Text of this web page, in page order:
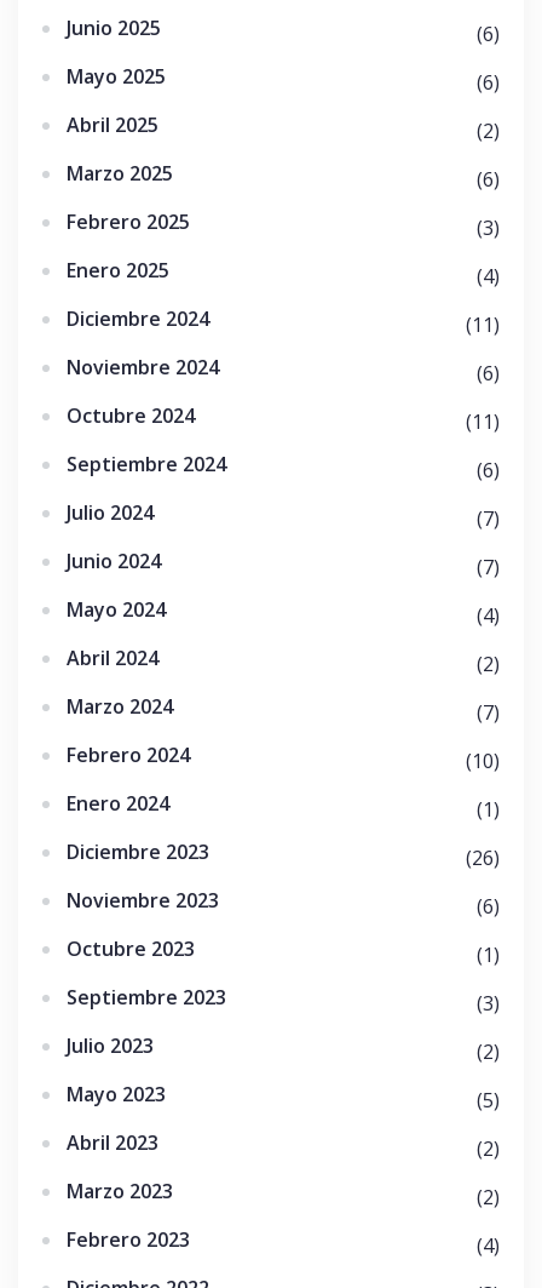
Junio 2025
(6)
Mayo 2025
(6)
Abril 2025
(2)
Marzo 2025
(6)
Febrero 2025
(3)
Enero 2025
(4)
Diciembre 2024
(11)
Noviembre 2024
(6)
Octubre 2024
(11)
Septiembre 2024
(6)
Julio 2024
(7)
Junio 2024
(7)
Mayo 2024
(4)
Abril 2024
(2)
Marzo 2024
(7)
Febrero 2024
(10)
Enero 2024
(1)
Diciembre 2023
(26)
Noviembre 2023
(6)
Octubre 2023
(1)
Septiembre 2023
(3)
Julio 2023
(2)
Mayo 2023
(5)
Abril 2023
(2)
Marzo 2023
(2)
Febrero 2023
(4)